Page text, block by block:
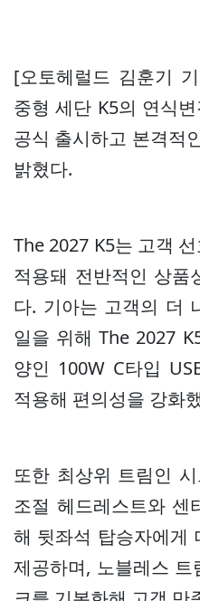
[오토헤럴드 김훈기
중형 세단 K5의 연식
공식 출시하고 본격적
밝혔다.
The 2027 K5는 고객
적용돼 전반적인 상품
다. 기아는 고객의 더
일을 위해 The 2027
양인 100W C타입
적용해 편의성을 강화
또한 최상위 트림인
조절 헤드레스트와 센
해 뒷좌석 탑승자에게
제공하며, 노블레스